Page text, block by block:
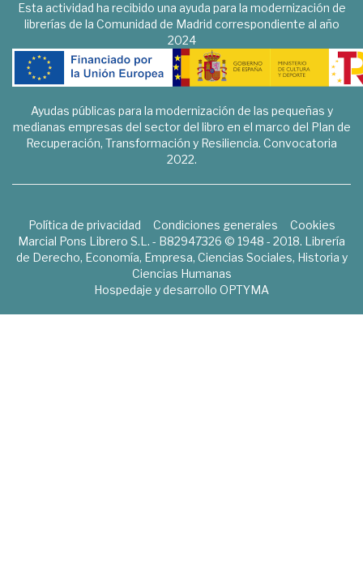
Esta actividad ha recibido una ayuda para la modernización de
librerías de la Comunidad de Madrid correspondiente al año
2024
Ayudas públicas para la modernización de las pequeñas y
medianas empresas del sector del libro en el marco del Plan de
Recuperación, Transformación y Resiliencia. Convocatoria
2022.
Política de privacidad Condiciones generales
Cookies
Marcial Pons Librero S.L. - B82947326 © 1948 - 2018. Librería
de Derecho, Economía, Empresa, Ciencias Sociales, Historia y
Ciencias Humanas
Hospedaje y desarrollo OPTYMA